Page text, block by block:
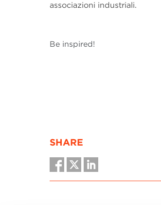
associazioni industriali.
Be inspired!
SHARE